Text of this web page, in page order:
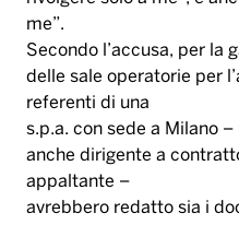
me”.
Secondo l’accusa, per la
delle sale operatorie per
referenti di una
s.p.a. con sede a Milano
anche dirigente a
appaltante –
avrebbero redatto sia i